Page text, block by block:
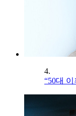
4.
“50대